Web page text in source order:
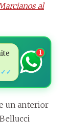
al
✓✓
1
un anterior